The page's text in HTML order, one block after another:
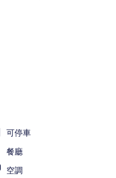
可停車
餐廳
空調